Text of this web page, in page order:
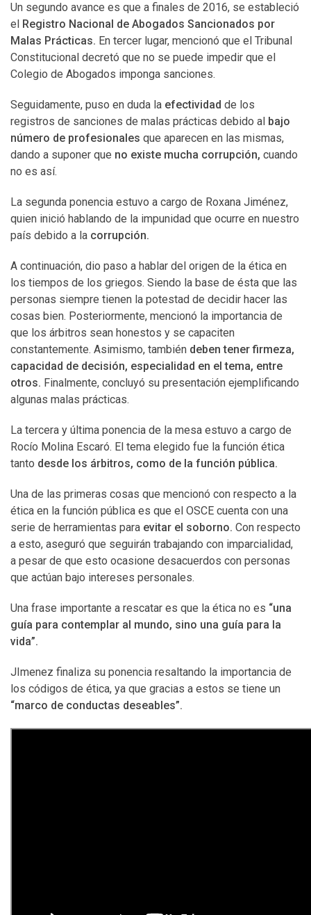
Un segundo avance es que a finales de 2016, se estableció
el Registro Nacional de Abogados Sancionados por
Malas Prácticas. En tercer lugar, mencionó que el Tribunal
Constitucional decretó que no se puede impedir que el
Colegio de Abogados imponga sanciones.
Seguidamente, puso en duda la efectividad de los
registros de sanciones de malas prácticas debido al bajo
número de profesionales que aparecen en las mismas,
dando a suponer que no existe mucha corrupción, cuando
no es así.
La segunda ponencia estuvo a cargo de Roxana Jiménez,
quien inició hablando de la impunidad que ocurre en nuestro
país debido a la corrupción.
A continuación, dio paso a hablar del origen de la ética en
los tiempos de los griegos. Siendo la base de ésta que las
personas siempre tienen la potestad de decidir hacer las
cosas bien. Posteriormente, mencionó la importancia de
que los árbitros sean honestos y se capaciten
constantemente. Asimismo, también deben tener firmeza,
capacidad de decisión, especialidad en el tema, entre
otros. Finalmente, concluyó su presentación ejemplificando
algunas malas prácticas.
La tercera y última ponencia de la mesa estuvo a cargo de
Rocío Molina Escaró. El tema elegido fue la función ética
tanto desde los árbitros, como de la función pública.
Una de las primeras cosas que mencionó con respecto a la
ética en la función pública es que el OSCE cuenta con una
serie de herramientas para evitar el soborno. Con respecto
a esto, aseguró que seguirán trabajando con imparcialidad,
a pesar de que esto ocasione desacuerdos con personas
que actúan bajo intereses personales.
Una frase importante a rescatar es que la ética no es “una
guía para contemplar al mundo, sino una guía para la
vida”.
JImenez finaliza su ponencia resaltando la importancia de
los códigos de ética, ya que gracias a estos se tiene un
“marco de conductas deseables”.